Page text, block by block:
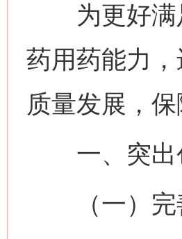
为更好满足
药用药能力
质量发展，
一、突出
（一）完